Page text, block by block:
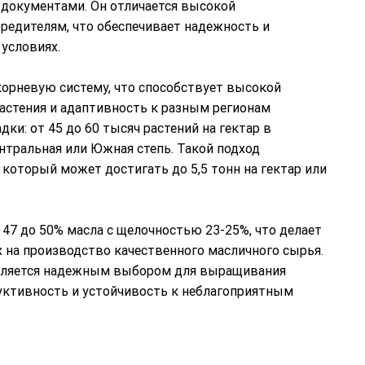
Он отличается высокой
что обеспечивает надежность и
систему, что способствует высокой
и адаптивность к разным регионам
от 45 до 60 тысяч растений на гектар в
или Южная степь. Такой подход
может достигать до 5,5 тонн на гектар или
до 50% масла с щелочностью 23-25%, что делает
производство качественного масличного сырья.
надежным выбором для выращивания
и устойчивость к неблагоприятным